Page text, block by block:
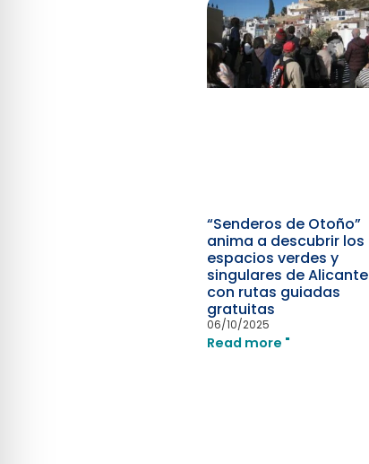
“Senderos de Otoño”
anima a descubrir los
espacios verdes y
singulares de Alicante
con rutas guiadas
gratuitas
06/10/2025
Read more "